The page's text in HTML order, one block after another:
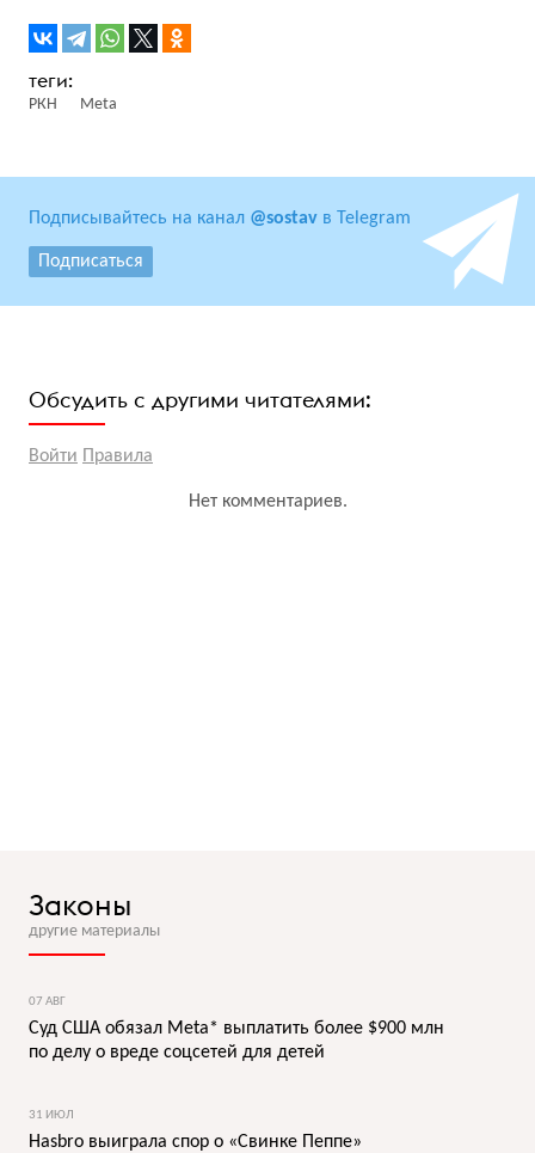
РКН Meta
Подписывайтесь на канал @sostav в Telegram
Подписаться
Обсудить с другими читателями:
Войти Правила
Нет комментариев.
Законы
другие материалы
07 АВГ
Суд США обязал Meta* выплатить более $900 млн
по делу о вреде соцсетей для детей
31 ИЮЛ
Hasbro выиграла спор о «Свинке Пеппе»